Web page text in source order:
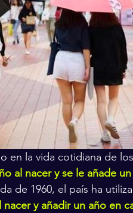
en la vida cotidiana de
al nacer y se le añade
de 1960, el país ha
nacer y añadir un año en